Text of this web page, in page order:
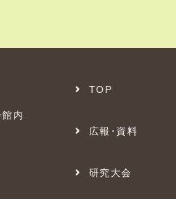
TOP
広報･資料
研究大会
内